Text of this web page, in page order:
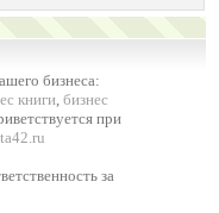
бизнеса:
книги,бизнес
при
за